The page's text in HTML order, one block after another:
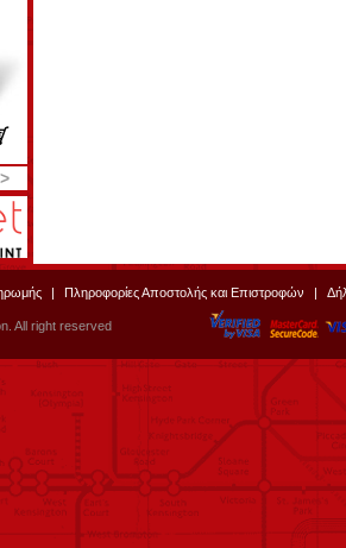
| Πληροφορίες Αποστολής και Επιστροφών |
All right reserved